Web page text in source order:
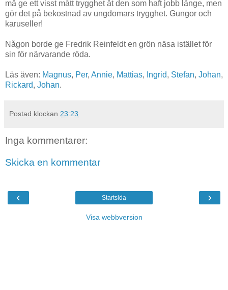
må ge ett visst mått trygghet åt den som haft jobb länge, men
gör det på bekostnad av ungdomars trygghet. Gungor och
karuseller!
Någon borde ge Fredrik Reinfeldt en grön näsa istället för
sin för närvarande röda.
Läs även: Magnus, Per, Annie, Mattias, Ingrid, Stefan, Johan,
Rickard, Johan.
Postad klockan 23:23
Inga kommentarer:
Skicka en kommentar
‹ ›
Startsida
Visa webbversion